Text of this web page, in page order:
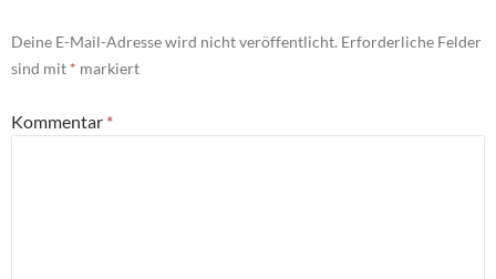
Deine E-Mail-Adresse wird nicht veröffentlicht. Erforderliche Felder
sind mit * markiert
Kommentar *